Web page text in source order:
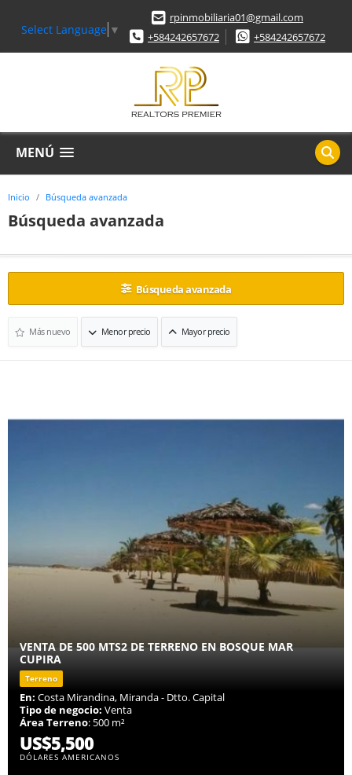
Select Language ▼
rpinmobiliaria01@gmail.com
+584242657672
+584242657672
MENÚ
Inicio Búsqueda avanzada
Búsqueda avanzada
Búsqueda avanzada
Más nuevo Menor precio Mayor precio
VENTA DE 500 MTS2 DE TERRENO EN BOSQUE MAR
CUPIRA
Terreno
En: Costa Mirandina, Miranda - Dtto. Capital
Tipo de negocio: Venta
Área Terreno: 500 m²
US$5,500
DÓLARES AMERICANOS